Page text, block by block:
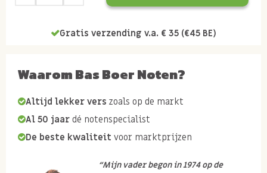
Gratis verzending v.a. € 35 (€45 BE)
Waarom Bas Boer Noten?
Altijd lekker vers zoals op de markt
Al 50 jaar dé notenspecialist
De beste kwaliteit voor marktprijzen
“Mijn vader begon in 1974 op de